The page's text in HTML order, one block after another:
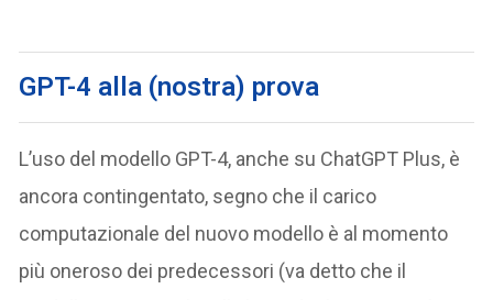
GPT-4 alla (nostra) prova
L’uso del modello GPT-4, anche su ChatGPT Plus, è
ancora contingentato, segno che il carico
computazionale del nuovo modello è al momento
più oneroso dei predecessori (va detto che il